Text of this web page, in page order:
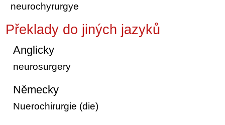
neurochyrurgye
Překlady do jiných jazyků
Anglicky
neurosurgery
Německy
Nuerochirurgie (die)